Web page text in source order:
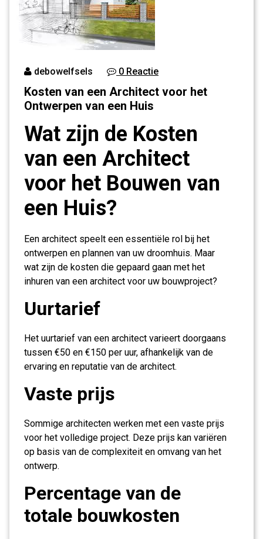
debowelfsels 0 Reactie
Kosten van een Architect voor het
Ontwerpen van een Huis
Wat zijn de Kosten
van een Architect
voor het Bouwen van
een Huis?
Een architect speelt een essentiële rol bij het
ontwerpen en plannen van uw droomhuis. Maar
wat zijn de kosten die gepaard gaan met het
inhuren van een architect voor uw bouwproject?
Uurtarief
Het uurtarief van een architect varieert doorgaans
tussen €50 en €150 per uur, afhankelijk van de
ervaring en reputatie van de architect.
Vaste prijs
Sommige architecten werken met een vaste prijs
voor het volledige project. Deze prijs kan variëren
op basis van de complexiteit en omvang van het
ontwerp.
Percentage van de
totale bouwkosten